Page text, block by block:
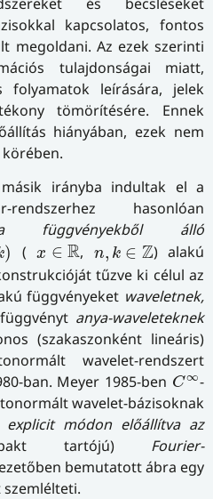
kapcsolatos, fontos
megoldani. Az ezek szerinti
tulajdonságai miatt,
folyamatok leírására, jelek
tömörítésére. Ennek
hiányában, ezek nem
irányba indultak el a
hasonlóan
függvényekből álló
) ( x ∈ R
x ∈R , n, k ∈ Z
n k∈Z
) alakú
tűzve ki célul az
függvényeket waveletnek,
függvényt anya-waveleteknek
(szakaszonként lineáris)
wavelet-rendszert
ban. Meyer 1985-ben C∞
C∞ -
wavelet-bázisoknak
explicit módon előállítva az
tartójú) Fourier-
bemutatott ábra egy